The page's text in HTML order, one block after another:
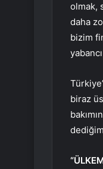
olmak,
daha
bizim
biraz